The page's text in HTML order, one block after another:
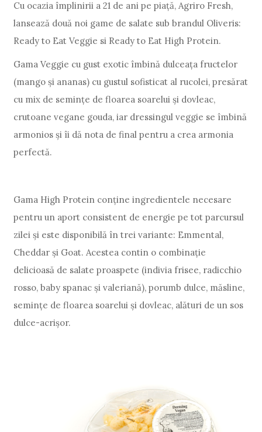
Cu ocazia împlinirii a 21 de ani pe piață, Agriro Fresh,
lansează două noi game de salate sub brandul Oliveris:
Ready to Eat Veggie si Ready to Eat High Protein.
Gama Veggie cu gust exotic îmbină dulceața fructelor
(mango și ananas) cu gustul sofisticat al rucolei, presărat
cu mix de semințe de floarea soarelui și dovleac,
crutoane vegane gouda, iar dressingul veggie se îmbină
armonios și îi dă nota de final pentru a crea armonia
perfectă.
Gama High Protein conține ingredientele necesare
pentru un aport consistent de energie pe tot parcursul
zilei și este disponibilă în trei variante: Emmental,
Cheddar și Goat. Acestea contin o combinație
delicioasă de salate proaspete (indivia frisee, radicchio
rosso, baby spanac și valeriană), porumb dulce, măsline,
semințe de floarea soarelui și dovleac, alături de un sos
dulce-acrișor.